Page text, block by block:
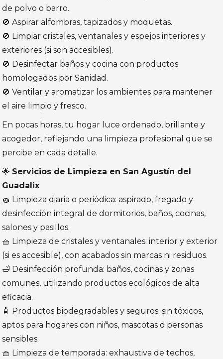
de polvo o barro.
🚫 Aspirar alfombras, tapizados y moquetas.
🚫 Limpiar cristales, ventanales y espejos interiores y
exteriores (si son accesibles).
🚫 Desinfectar baños y cocina con productos
homologados por Sanidad.
🚫 Ventilar y aromatizar los ambientes para mantener
el aire limpio y fresco.
En pocas horas, tu hogar luce ordenado, brillante y
acogedor, reflejando una limpieza profesional que se
percibe en cada detalle.
🌟 Servicios de Limpieza en San Agustín del
Guadalix
🧽 Limpieza diaria o periódica: aspirado, fregado y
desinfección integral de dormitorios, baños, cocinas,
salones y pasillos.
🧺 Limpieza de cristales y ventanales: interior y exterior
(si es accesible), con acabados sin marcas ni residuos.
🛁 Desinfección profunda: baños, cocinas y zonas
comunes, utilizando productos ecológicos de alta
eficacia.
🧴 Productos biodegradables y seguros: sin tóxicos,
aptos para hogares con niños, mascotas o personas
sensibles.
🧺 Limpieza de temporada: exhaustiva de techos,